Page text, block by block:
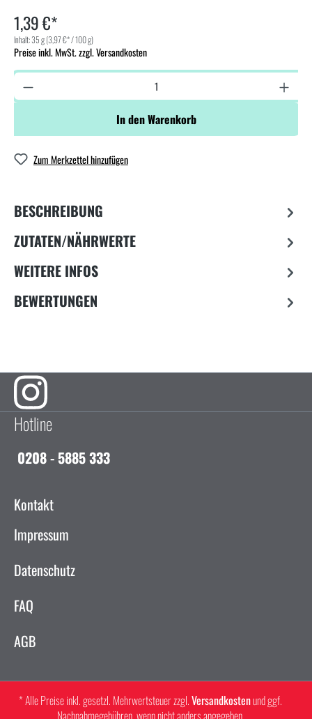
1,39 €*
Inhalt:35 g(3,97 €* / 100 g)
Preise inkl. MwSt. zzgl. Versandkosten
In den Warenkorb
Zum Merkzettel hinzufügen
BESCHREIBUNG
ZUTATEN/NÄHRWERTE
WEITERE INFOS
BEWERTUNGEN
Hotline
0208 - 5885 333
Kontakt
Impressum
Datenschutz
FAQ
AGB
* Alle Preise inkl. gesetzl. Mehrwertsteuer zzgl.Versandkostenund ggf.
Nachnahmegebühren, wenn nicht anders angegeben.